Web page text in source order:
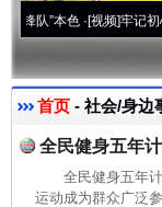
本色·[视频]牢记初心使命
首页 - 社会/身边
全民健身五年
全民健身五年
运动成为群众广泛